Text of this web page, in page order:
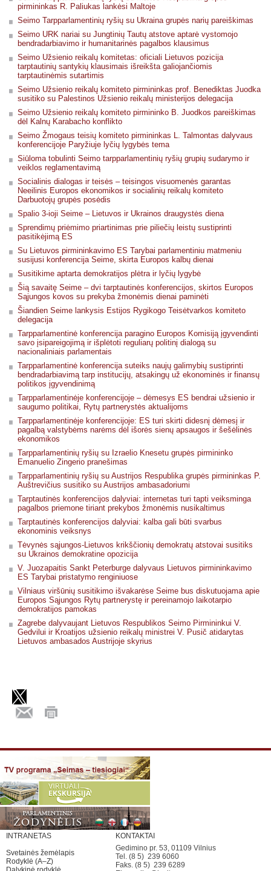
pirmininkas R. Paliukas lankėsi Maltoje
Seimo Tarpparlamentinių ryšių su Ukraina grupės narių pareiškimas
Seimo URK nariai su Jungtinių Tautų atstove aptarė vystomojo
bendradarbiavimo ir humanitarinės pagalbos klausimus
Seimo Užsienio reikalų komitetas: oficiali Lietuvos pozicija
tarptautinių santykių klausimais išreikšta galiojančiomis
tarptautinėmis sutartimis
Seimo Užsienio reikalų komiteto pirmininkas prof. Benediktas Juodka
susitiko su Palestinos Užsienio reikalų ministerijos delegacija
Seimo Užsienio reikalų komiteto pirmininko B. Juodkos pareiškimas
dėl Kalnų Karabacho konflikto
Seimo Žmogaus teisių komiteto pirmininkas L. Talmontas dalyvaus
konferencijoje Paryžiuje lyčių lygybės tema
Siūloma tobulinti Seimo tarpparlamentinių ryšių grupių sudarymo ir
veiklos reglamentavimą
Socialinis dialogas ir teisės – teisingos visuomenės garantas
Neeilinis Europos ekonomikos ir socialinių reikalų komiteto
Darbuotojų grupės posėdis
Spalio 3-ioji Seime – Lietuvos ir Ukrainos draugystės diena
Sprendimų priėmimo priartinimas prie piliečių leistų sustiprinti
pasitikėjimą ES
Su Lietuvos pirmininkavimo ES Tarybai parlamentiniu matmeniu
susijusi konferencija Seime, skirta Europos kalbų dienai
Susitikime aptarta demokratijos plėtra ir lyčių lygybė
Šią savaitę Seime – dvi tarptautinės konferencijos, skirtos Europos
Sąjungos kovos su prekyba žmonėmis dienai paminėti
Šiandien Seime lankysis Estijos Rygikogo Teisėtvarkos komiteto
delegacija
Tarpparlamentinė konferencija paragino Europos Komisiją įgyvendinti
savo įsipareigojimą ir išplėtoti reguliarų politinį dialogą su
nacionaliniais parlamentais
Tarpparlamentinė konferencija suteiks naujų galimybių sustiprinti
bendradarbiavimą tarp institucijų, atsakingų už ekonominės ir finansų
politikos įgyvendinimą
Tarpparlamentinėje konferencijoje – dėmesys ES bendrai užsienio ir
saugumo politikai, Rytų partnerystės aktualijoms
Tarpparlamentinėje konferencijoje: ES turi skirti didesnį dėmesį ir
pagalbą valstybėms narėms dėl išorės sienų apsaugos ir šešėlinės
ekonomikos
Tarpparlamentinių ryšių su Izraelio Knesetu grupės pirmininko
Emanuelio Zingerio pranešimas
Tarpparlamentinių ryšių su Austrijos Respublika grupės pirmininkas P.
Auštrevičius susitiko su Austrijos ambasadoriumi
Tarptautinės konferencijos dalyviai: internetas turi tapti veiksminga
pagalbos priemone tiriant prekybos žmonėmis nusikaltimus
Tarptautinės konferencijos dalyviai: kalba gali būti svarbus
ekonominis veiksnys
Tėvynės sąjungos-Lietuvos krikščionių demokratų atstovai susitiks
su Ukrainos demokratine opozicija
V. Juozapaitis Sankt Peterburge dalyvaus Lietuvos pirmininkavimo
ES Tarybai pristatymo renginiuose
Vilniaus viršūnių susitikimo išvakarėse Seime bus diskutuojama apie
Europos Sąjungos Rytų partnerystę ir pereinamojo laikotarpio
demokratijos pamokas
Zagrebe dalyvaujant Lietuvos Respublikos Seimo Pirmininkui V.
Gedvilui ir Kroatijos užsienio reikalų ministrei V. Pusič atidarytas
Lietuvos ambasados Austrijoje skyrius
INTRANETAS
Svetainės žemėlapis
Rodyklė (A–Z)
KONTAKTAI
Gedimino pr. 53, 01109 Vilnius
Tel. (8 5) 239 6060
Faks. (8 5) 239 6289